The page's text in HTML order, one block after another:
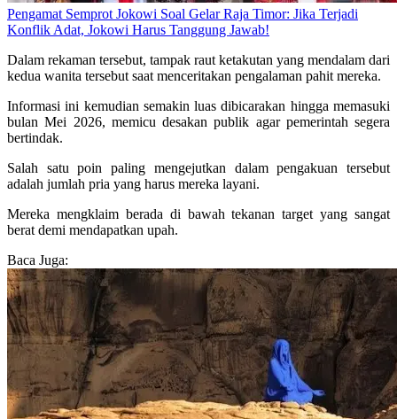
Pengamat Semprot Jokowi Soal Gelar Raja Timor: Jika Terjadi
Konflik Adat, Jokowi Harus Tanggung Jawab!
Dalam rekaman tersebut, tampak raut ketakutan yang mendalam dari
kedua wanita tersebut saat menceritakan pengalaman pahit mereka.
Informasi ini kemudian semakin luas dibicarakan hingga memasuki
bulan Mei 2026, memicu desakan publik agar pemerintah segera
bertindak.
Salah satu poin paling mengejutkan dalam pengakuan tersebut
adalah jumlah pria yang harus mereka layani.
Mereka mengklaim berada di bawah tekanan target yang sangat
berat demi mendapatkan upah.
Baca Juga: